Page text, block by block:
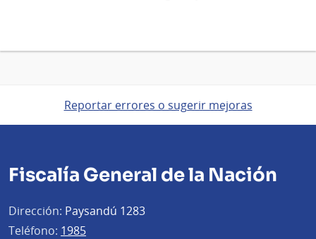
Reportar errores o sugerir mejoras
Fiscalía General de la Nación
Dirección: Paysandú 1283
Teléfono: 1985